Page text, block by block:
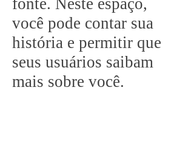
fonte. Neste espaço,
você pode contar sua
história e permitir que
seus usuários saibam
mais sobre você.